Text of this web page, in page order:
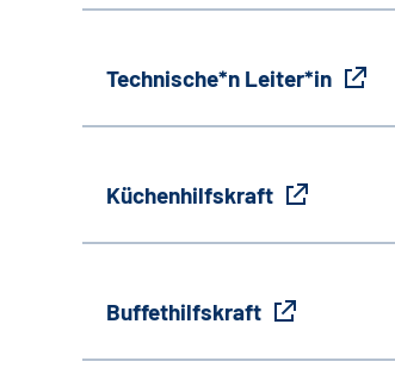
Technische*n Leiter*in
Küchenhilfskraft
Buffethilfskraft